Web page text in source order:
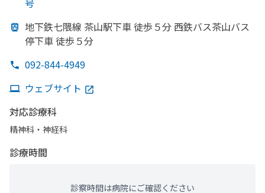
号
地下鉄七隈線 茶山駅下車 徒歩５分 西鉄バス茶山バス
停下車 徒歩５分
092-844-4949
ウェブサイト
対応診療科
精神科・神経科
診療時間
診察時間は病院にご確認ください